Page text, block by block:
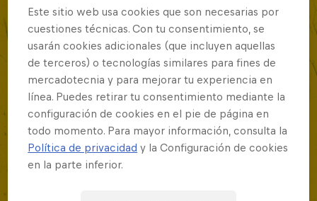
Este sitio web usa cookies que son necesarias por
cuestiones técnicas. Con tu consentimiento, se
usarán cookies adicionales (que incluyen aquellas
de terceros) o tecnologías similares para fines de
mercadotecnia y para mejorar tu experiencia en
línea. Puedes retirar tu consentimiento mediante la
configuración de cookies en el pie de página en
todo momento. Para mayor información, consulta la
Política de privacidad y la Configuración de cookies
en la parte inferior.